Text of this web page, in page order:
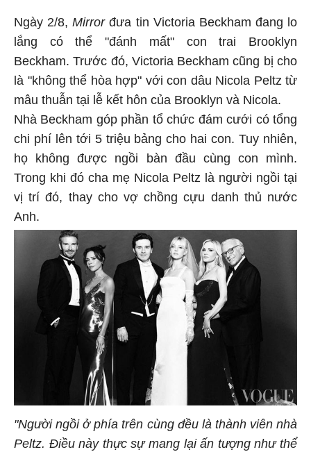
Ngày 2/8, Mirrorđưa tin Victoria Beckham đang lo
lắng có thể "đánh mất" con trai Brooklyn
Beckham. Trước đó, Victoria Beckham cũng bị cho
là "không thể hòa hợp" với con dâu Nicola Peltz từ
mâu thuẫn tại lễ kết hôn của Brooklyn và Nicola.
Nhà Beckham góp phần tổ chức đám cưới có tổng
chi phí lên tới 5 triệu bảng cho hai con. Tuy nhiên,
họ không được ngồi bàn đầu cùng con mình.
Trong khi đó cha mẹ Nicola Peltz là người ngồi tại
vị trí đó, thay cho vợ chồng cựu danh thủ nước
Anh.
"Người ngồi ở phía trên cùng đều là thành viên nhà
Peltz. Điều này thực sự mang lại ấn tượng như thể